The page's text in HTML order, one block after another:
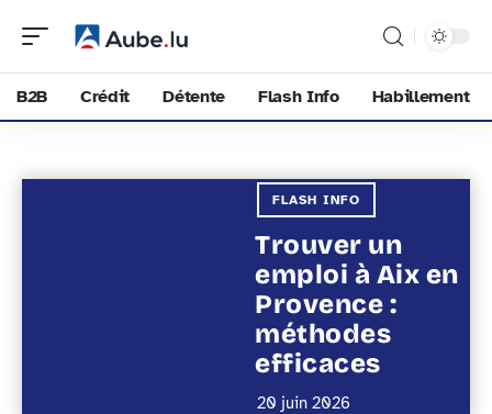
B2B Crédit Détente Flash Info Habillement
FLASH INFO
Trouver un
emploi à Aix en
Provence :
méthodes
efficaces
20 juin 2026